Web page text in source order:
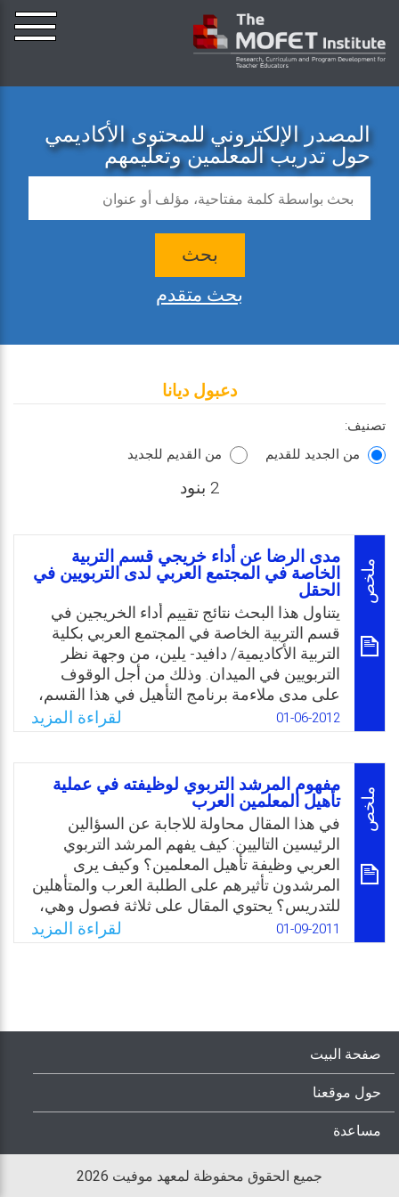
المصدر الإلكتروني للمحتوى الأكاديمي
حول تدريب المعلمين وتعليمهم
بحث
بحث متقدم
دعبول ديانا
تصنيف:
من الجديد للقديم
من القديم للجديد
2 بنود
ملخص
مدى الرضا عن أداء خريجي قسم التربية
الخاصة في المجتمع العربي لدى التربويين في
الحقل
يتناول هذا البحث نتائج تقييم أداء الخريجين في
قسم التربية الخاصة في المجتمع العربي بكلية
التربية الأكاديمية/ دافيد- يلين، من وجهة نظر
التربويين في الميدان. وذلك من أجل الوقوف
على مدى ملاءمة برنامج التأهيل في هذا القسم،
ومدى تحقيقه لأهدافه، ومدى ملاءمة هذه
الأهداف لاحتياجات الحقل التربوي العربي في
البلاد، ومن أجل زيادة الشفافية والشراكة المهنية
مع الحقل، حيث يعرض شرحًا مفصلا
للمصطلحات الأساسية التي تتعلق بهذا البحث،
وأهم الإستنتاجات والتوصيات المقدمة من نتائج
التقييم لأجل تطوير برنامج التأهيل في القسم.
WhatsApp
Facebook
Twitter
Email
01-06-2012 لقراءة المزيد
ملخص
مفهوم المرشد التربوي لوظيفته في عملية
تأهيل المعلمين العرب
في هذا المقال محاولة للاجابة عن السؤالين
الرئيسين التاليين: كيف يفهم المرشد التربوي
العربي وظيفة تأهيل المعلمين؟ وكيف يرى
المرشدون تأثيرهم على الطلبة العرب والمتأهلين
للتدريس؟ يحتوي المقال على ثلاثة فصول وهي،
الأول: الإطار النظري المتصل بكليات التربية
وتأهيل المعلمين ومراحل التأهيل ومعلمي
بناء على نتائج البحث.
WhatsApp
Facebook
Twitter
Email
01-09-2011 لقراءة المزيد
صفحة البيت
حول موقعنا
مساعدة
جميع الحقوق محفوظة لمعهد موفيت 2026